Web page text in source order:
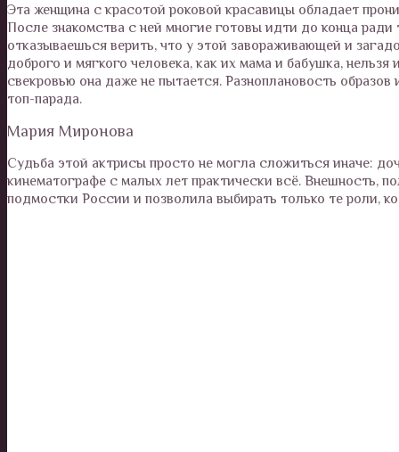
Эта женщина с красотой роковой красавицы обладает
После знакомства с ней многие готовы идти до конца
отказываешься верить, что у этой завораживающей и
доброго и мягкого человека, как их мама и бабушка,
свекровью она даже не пытается. Разноплановость
топ-парада.
Мария Миронова
Судьба этой актрисы просто не могла сложиться иначе:
кинематографе с малых лет практически всё. Внешность,
подмостки России и позволила выбирать только те роли,